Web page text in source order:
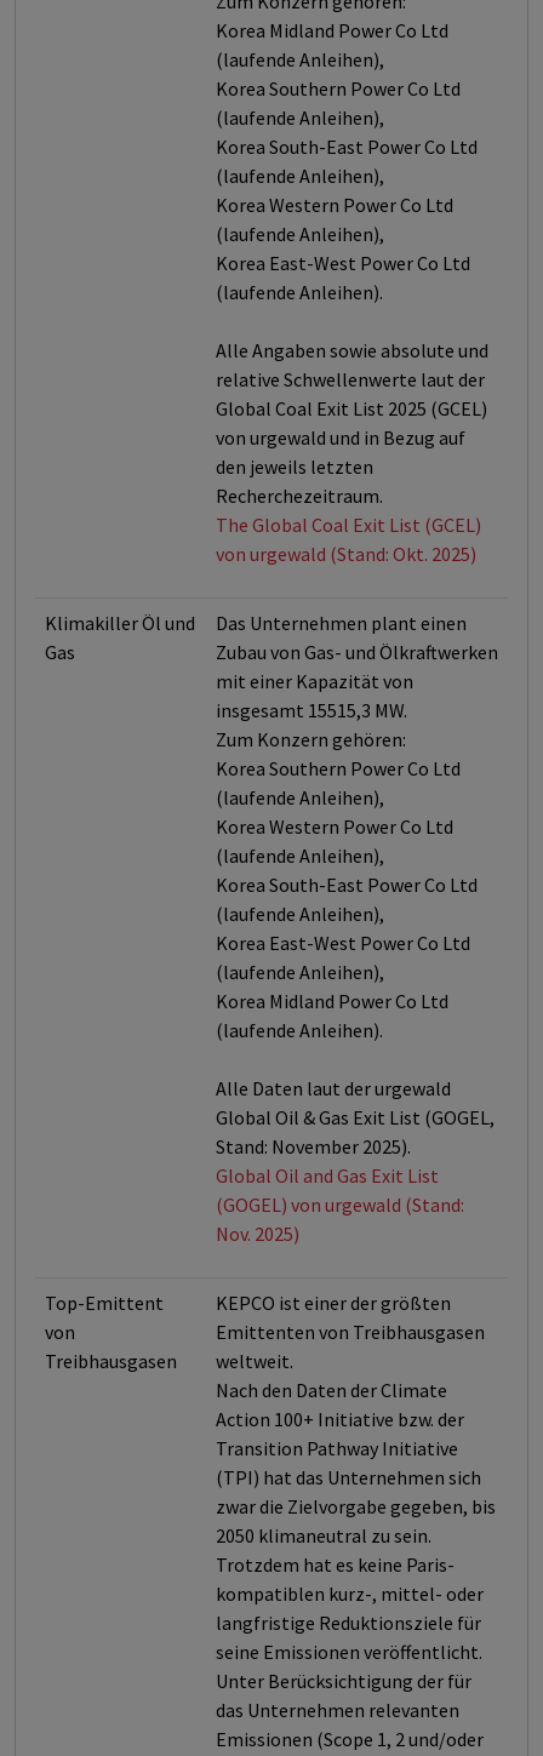
Korea Midland Power Co Ltd
(laufende Anleihen),
Korea Southern Power Co Ltd
(laufende Anleihen),
Korea South-East Power Co Ltd
(laufende Anleihen),
Korea Western Power Co Ltd
(laufende Anleihen),
Korea East-West Power Co Ltd
(laufende Anleihen).
Alle Angaben sowie absolute und
relative Schwellenwerte laut der
Global Coal Exit List 2025 (GCEL)
von urgewald und in Bezug auf
den jeweils letzten
Recherchezeitraum.
The Global Coal Exit List (GCEL)
von urgewald (Stand: Okt. 2025)
Klimakiller Öl und
Gas
Das Unternehmen plant einen
Zubau von Gas- und Ölkraftwerken
mit einer Kapazität von
insgesamt 15515,3 MW.
Zum Konzern gehören:
Korea Southern Power Co Ltd
(laufende Anleihen),
Korea Western Power Co Ltd
(laufende Anleihen),
Korea South-East Power Co Ltd
(laufende Anleihen),
Korea East-West Power Co Ltd
(laufende Anleihen),
Korea Midland Power Co Ltd
(laufende Anleihen).
Alle Daten laut der urgewald
Global Oil & Gas Exit List (GOGEL,
Stand: November 2025).
Global Oil and Gas Exit List
(GOGEL) von urgewald (Stand:
Nov. 2025)
Top-Emittent
von
Treibhausgasen
KEPCO ist einer der größten
Emittenten von Treibhausgasen
weltweit.
Nach den Daten der Climate
Action 100+ Initiative bzw. der
Transition Pathway Initiative
(TPI) hat das Unternehmen sich
zwar die Zielvorgabe gegeben, bis
2050 klimaneutral zu sein.
Trotzdem hat es keine Paris-
kompatiblen kurz-, mittel- oder
langfristige Reduktionsziele für
seine Emissionen veröffentlicht.
Unter Berücksichtigung der für
das Unternehmen relevanten
Emissionen (Scope 1, 2 und/oder